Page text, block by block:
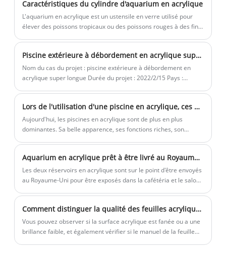
soient la taille, le radian et l'épaisseur,
nous pouvons personnaliser la
production, tester et analyser à l'aide
d'un logiciel d'analyse par éléments finis,
et fournir aux clients le rapport de
recommandation d'épaisseur le plus
fabrication intelligente.
à ultra-haute transparence. Les feuilles
acryliques sont placées dans un four
moulage à haute température. Quels que
soient la taille, le radian et l'épaisseur,
d'un logiciel d'analyse par éléments finis,
et fournir aux clients le rapport de
Kingsign est également appelée
fabrication intelligente.
longue période, il ne changera pas ses performances. Il a de
bonnes performances anti-âge et peut être utilisé en toute
sécurité à l'extérieur. Il peut garantir aucun jaunissement
Caractéristiques du cylindre d'aquarium en acrylique
L'aquarium en acrylique est un ustensile en verre utilisé pour
élever des poissons tropicaux ou des poissons rouges à des fins
aquatiques.
Piscine extérieure à débordement en acrylique super longue
Nom du cas du projet : piscine extérieure à débordement en
acrylique super longue Durée du projet : 2022/2/15 Pays :
Lors de l'utilisation d'une piscine en acrylique, ces problèmes ne peuvent être ignorés !
Aujourd'hui, les piscines en acrylique sont de plus en plus
dominantes. Sa belle apparence, ses fonctions riches, son
acryliques pour faire la piscine. Alors maintenant, le problème
apparaît également, dans l'utilisation du matériau acrylique de
la piscine, faut-il prêter attention à certains problèmes?
Aquarium en acrylique prêt à être livré au Royaume-Uni
Les deux réservoirs en acrylique sont sur le point d'être envoyés
au Royaume-Uni pour être exposés dans la cafétéria et le salon
Comment distinguer la qualité des feuilles acryliques?
Vous pouvez observer si la surface acrylique est fanée ou a une
brillance faible, et également vérifier si le manuel de la feuille